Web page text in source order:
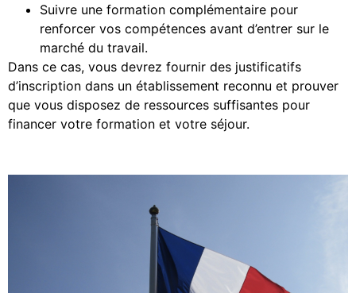
Suivre une formation complémentaire pour
renforcer vos compétences avant d’entrer sur le
marché du travail.
Dans ce cas, vous devrez fournir des justificatifs
d’inscription dans un établissement reconnu et prouver
que vous disposez de ressources suffisantes pour
financer votre formation et votre séjour.